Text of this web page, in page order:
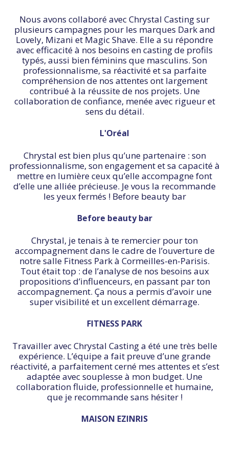
Nous avons collaboré avec Chrystal Casting sur
plusieurs campagnes pour les marques Dark and
Lovely, Mizani et Magic Shave. Elle a su répondre
avec efficacité à nos besoins en casting de profils
typés, aussi bien féminins que masculins. Son
professionnalisme, sa réactivité et sa parfaite
compréhension de nos attentes ont largement
contribué à la réussite de nos projets. Une
collaboration de confiance, menée avec rigueur et
sens du détail.
L'Oréal
Chrystal est bien plus qu’une partenaire : son
professionnalisme, son engagement et sa capacité à
mettre en lumière ceux qu’elle accompagne font
d’elle une alliée précieuse. Je vous la recommande
les yeux fermés ! Before beauty bar
Before beauty bar
Chrystal, je tenais à te remercier pour ton
accompagnement dans le cadre de l’ouverture de
notre salle Fitness Park à Cormeilles-en-Parisis.
Tout était top : de l’analyse de nos besoins aux
propositions d’influenceurs, en passant par ton
accompagnement. Ça nous a permis d’avoir une
super visibilité et un excellent démarrage.
FITNESS PARK
Travailler avec Chrystal Casting a été une très belle
expérience. L’équipe a fait preuve d’une grande
réactivité, a parfaitement cerné mes attentes et s’est
adaptée avec souplesse à mon budget. Une
collaboration fluide, professionnelle et humaine,
que je recommande sans hésiter !
MAISON EZINRIS